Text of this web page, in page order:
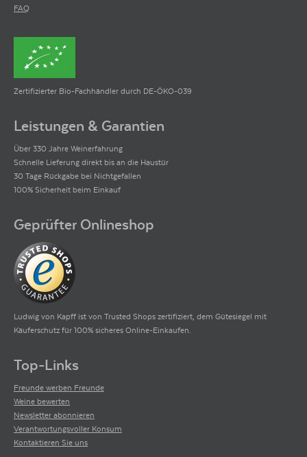
FAQ
Zertifizierter Bio-Fachhändler durch DE-ÖKO-039
Leistungen & Garantien
Über 330 Jahre Weinerfahrung
Schnelle Lieferung direkt bis an die Haustür
30 Tage Rückgabe bei Nichtgefallen
100% Sicherheit beim Einkauf
Geprüfter Onlineshop
Ludwig von Kapff ist von Trusted Shops zertifiziert, dem Gütesiegel mit
Käuferschutz für 100% sicheres Online-Einkaufen.
Top-Links
Freunde werben Freunde
Weine bewerten
Newsletter abonnieren
Verantwortungsvoller Konsum
Kontaktieren Sie uns